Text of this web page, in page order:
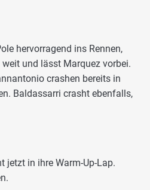
hervorragend ins Rennen,
und lässt Marquez vorbei.
crashen bereits in
Baldassarri crasht ebenfalls,
jetzt in ihre Warm-Up-Lap.